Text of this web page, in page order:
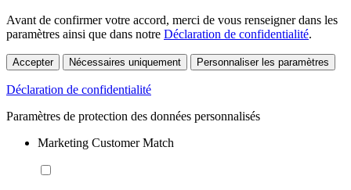
Avant de confirmer votre accord, merci de vous renseigner dans les
paramètres ainsi que dans notre Déclaration de confidentialité.
Accepter Nécessaires uniquement Personnaliser les paramètres
Déclaration de confidentialité
Paramètres de protection des données personnalisés
Marketing Customer Match